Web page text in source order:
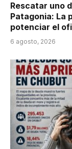
Rescatar uno
Patagonia: La
potenciar el
6 agosto, 2026